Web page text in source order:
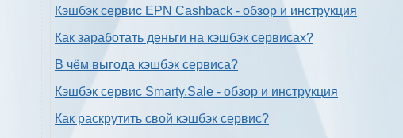
Кэшбэк сервис EPN Cashback - обзор и инструкция
Как заработать деньги на кэшбэк сервисах?
В чём выгода кэшбэк сервиса?
Кэшбэк сервис Smarty.Sale - обзор и инструкция
Как раскрутить свой кэшбэк сервис?